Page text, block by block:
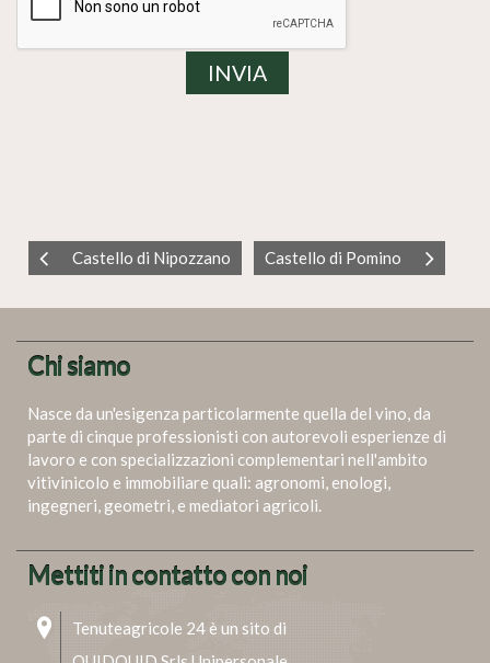
Castello di Nipozzano Castello di Pomino
Chi siamo
Nasce da un'esigenza particolarmente quella del vino, da
parte di cinque professionisti con autorevoli esperienze di
lavoro e con specializzazioni complementari nell'ambito
vitivinicolo e immobiliare quali: agronomi, enologi,
ingegneri, geometri, e mediatori agricoli.
Mettiti in contatto con noi
Tenuteagricole 24 è un sito di